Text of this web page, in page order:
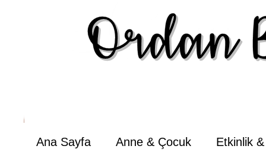
Ana Sayfa Anne & Çocuk Etkinlik